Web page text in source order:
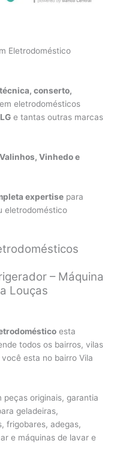
Eletrodoméstico
conserto,
em eletrodomésticos
LG e tantas outras marcas
Vinhedo e
expertise para
eletrodoméstico
– Máquina
Louças
esta
todos os bairros, vilas
esta no bairro Vila
peças originais, garantia
geladeiras,
frigobares, adegas,
e máquinas de lavar e